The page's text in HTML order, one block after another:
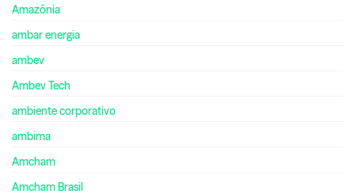
Amazônia
ambar energia
ambev
Ambev Tech
ambiente corporativo
ambima
Amcham
Amcham Brasil